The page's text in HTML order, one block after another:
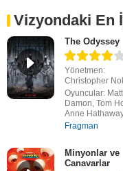
Vizyondaki En
The Odyssey
Yönetmen:
Christopher
Oyuncular: Matt
Damon, Tom
Anne
Fragman
Minyonlar ve
Canavarlar